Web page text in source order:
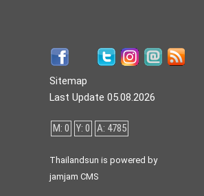
Sitemap
Last Update 05.08.2026
M: 0 Y: 0 A: 4785
Thailandsun is powered by
jamjam CMS